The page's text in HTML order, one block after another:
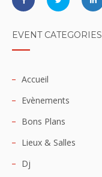
EVENT CATEGORIES
Accueil
Evènements
Bons Plans
Lieux & Salles
Dj